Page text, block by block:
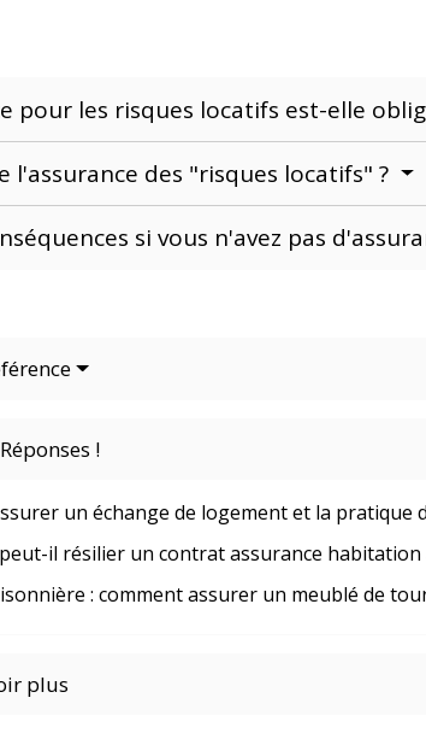
pour les risques locatifs est-elle
l'assurance des "risques locatifs" ?
si vous n'avez pas
!
un échange de logement et la pratique
il résilier un contrat assurance habitation
: comment assurer un meublé de
plus